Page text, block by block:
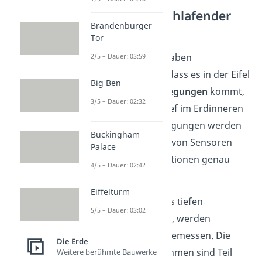
Die Eifel — Ein schlafender
Vulkan?
In den letzten Jahren haben
Forschungen gezeigt, dass es in der Eifel
zu leichten
Bodenbewegungen kommt,
die auf Bewegungen tief im Erdinneren
hindeuten. Diese Bewegungen werden
durch ein dichtes Netz von Sensoren
und Überwachungsstationen genau
, die aus tiefen
Erdschichten stammen, werden
ebenfalls regelmäßig gemessen. Die
Überwachungsmaßnahmen sind Teil
Brandenburger
Tor
2/5 – Dauer: 03:59
Big Ben
3/5 – Dauer: 02:32
Buckingham
Palace
4/5 – Dauer: 02:42
Eiffelturm
5/5 – Dauer: 03:02
Die Erde
Weitere berühmte Bauwerke